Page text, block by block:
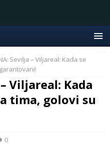
Sevilja – Viljareal: Kada se
Viljareal: Kada
tima, golovi su
0